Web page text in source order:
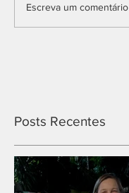
Escreva um comentário
Posts Recentes